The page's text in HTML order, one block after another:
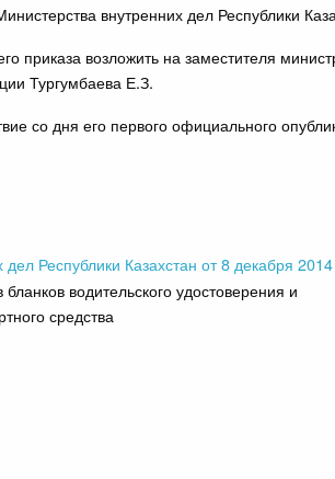
внутренних дел Республики
приказа возложить на заместителя
Тургумбаева Е.З.
со дня его первого официального
Республики Казахстан от 8 декабря
водительского удостоверения и
средства